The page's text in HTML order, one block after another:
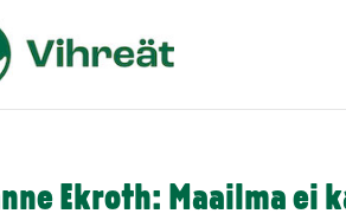
Ekroth: Maailma ei